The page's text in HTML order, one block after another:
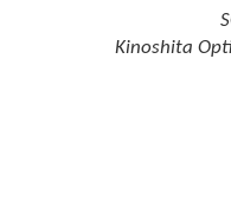
Kinoshita